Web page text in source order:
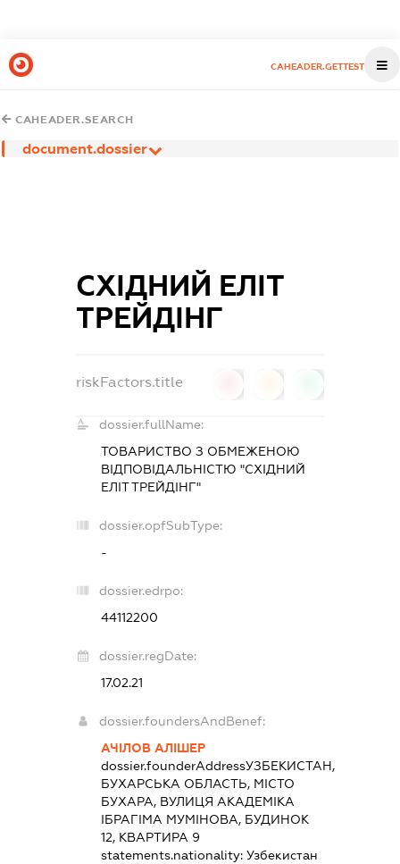
CAHEADER.GETTEST
CAHEADER.SEARCH
document.dossier
СХІДНИЙ ЕЛІТ
ТРЕЙДІНГ
riskFactors.title
dossier.fullName:
ТОВАРИСТВО З ОБМЕЖЕНОЮ
ВІДПОВІДАЛЬНІСТЮ "СХІДНИЙ
ЕЛІТ ТРЕЙДІНГ"
dossier.opfSubType:
-
dossier.edrpo:
44112200
dossier.regDate:
17.02.21
dossier.foundersAndBenef:
АЧІЛОВ АЛІШЕР
dossier.founderAddressУЗБЕКИСТАН,
БУХАРСЬКА ОБЛАСТЬ, МІСТО
БУХАРА, ВУЛИЦЯ АКАДЕМІКА
ІБРАГІМА МУМІНОВА, БУДИНОК
12, КВАРТИРА 9
statements.nationality: Узбекистан